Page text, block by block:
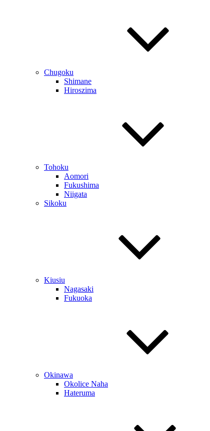
Chugoku
Shimane
Hiroszima
Tohoku
Aomori
Fukushima
Niigata
Sikoku
Kiusiu
Nagasaki
Fukuoka
Okinawa
Okolice Naha
Hateruma